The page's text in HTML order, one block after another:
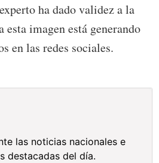
ha dado validez a la
esta imagen está generando
en las redes sociales.
las noticias nacionales e
destacadas del día.